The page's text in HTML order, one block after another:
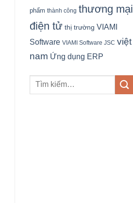
phẩm thành công thương mại
điện tử thị trường VIAMI
Software VIAMI Software JSC việt
nam Ứng dụng ERP